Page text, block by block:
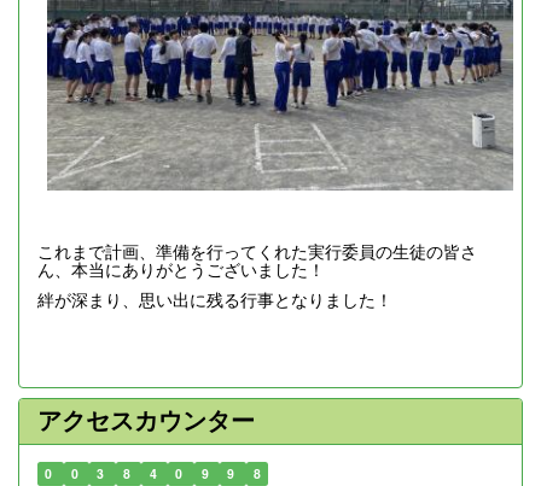
これまで計画、準備を行ってくれた実行委員の生徒の皆さ
ん、本当にありがとうございました！
絆が深まり、思い出に残る行事となりました！
アクセスカウンター
0 0 3 8 4 0 9 9 8